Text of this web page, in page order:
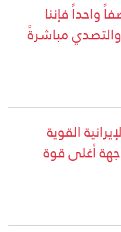
فإننا
مباشرةً
القوية
أغلى قوة